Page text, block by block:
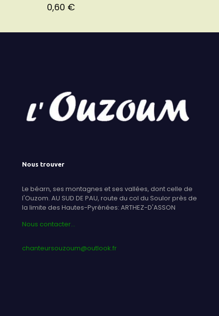
0,60 €
Nous trouver
Le béarn, ses montagnes et ses vallées, dont celle de
l'Ouzom. AU SUD DE PAU, route du col du Soulor près de
la limite des Hautes-Pyrénées: ARTHEZ-D'ASSON
Nous contacter...
chanteursouzoum@outlook.fr